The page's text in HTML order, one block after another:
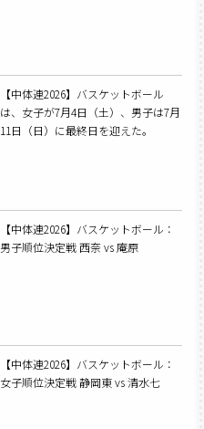
【中体連2026】バスケットボール
は、女子が7月4日（土）、男子は7月
11日（日）に最終日を迎えた。
【中体連2026】バスケットボール：
男子順位決定戦 西奈 vs 庵原
【中体連2026】バスケットボール：
女子順位決定戦 静岡東 vs 清水七